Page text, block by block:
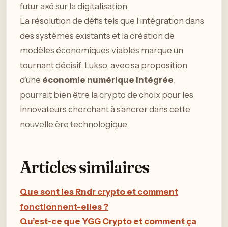
futur axé sur la digitalisation.
La résolution de défis tels que l’intégration dans
des systèmes existants et la création de
modèles économiques viables marque un
tournant décisif. Lukso, avec sa proposition
d’une économie numérique intégrée,
pourrait bien être la crypto de choix pour les
innovateurs cherchant à s’ancrer dans cette
nouvelle ère technologique.
Articles similaires
Que sont les Rndr crypto et comment
fonctionnent-elles ?
Qu’est-ce que YGG Crypto et comment ça